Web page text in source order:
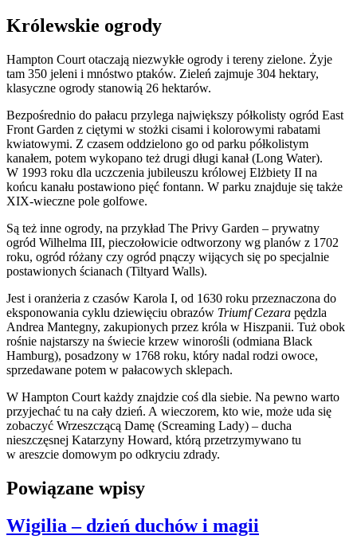
Królewskie ogrody
Hampton Court otaczają niezwykłe ogrody i tereny zielone. Żyje
tam 350 jeleni i mnóstwo ptaków. Zieleń zajmuje 304 hektary,
klasyczne ogrody stanowią 26 hektarów.
Bezpośrednio do pałacu przylega największy półkolisty ogród East
Front Garden z ciętymi w stożki cisami i kolorowymi rabatami
kwiatowymi. Z czasem oddzielono go od parku półkolistym
kanałem, potem wykopano też drugi długi kanał (Long Water).
W 1993 roku dla uczczenia jubileuszu królowej Elżbiety II na
końcu kanału postawiono pięć fontann. W parku znajduje się także
XIX-wieczne pole golfowe.
Są też inne ogrody, na przykład The Privy Garden – prywatny
ogród Wilhelma III, pieczołowicie odtworzony wg planów z 1702
roku, ogród różany czy ogród pnączy wijących się po specjalnie
postawionych ścianach (Tiltyard Walls).
Jest i oranżeria z czasów Karola I, od 1630 roku przeznaczona do
eksponowania cyklu dziewięciu obrazów Triumf Cezara pędzla
Andrea Mantegny, zakupionych przez króla w Hiszpanii. Tuż obok
rośnie najstarszy na świecie krzew winorośli (odmiana Black
Hamburg), posadzony w 1768 roku, który nadal rodzi owoce,
sprzedawane potem w pałacowych sklepach.
W Hampton Court każdy znajdzie coś dla siebie. Na pewno warto
przyjechać tu na cały dzień. A wieczorem, kto wie, może uda się
zobaczyć Wrzeszczącą Damę (Screaming Lady) – ducha
nieszczęsnej Katarzyny Howard, którą przetrzymywano tu
w areszcie domowym po odkryciu zdrady.
Powiązane wpisy
Wigilia – dzień duchów i magii